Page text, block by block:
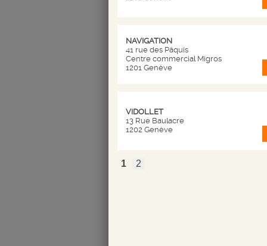
Les Prix de nos produits
Suite à la demande du
Commandes
Pour le traitement de la
Si adresse de livraison
NAVIGATION
41 rue des Pâquis
Centre commercial Migros
1201 Genève
VIDOLLET
13 Rue Baulacre
1202 Genève
1 2